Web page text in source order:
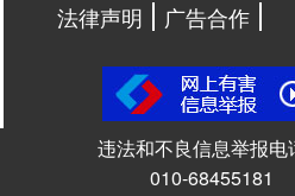
法律声明
广告合作
违法和不良信息举报电
010-68455181